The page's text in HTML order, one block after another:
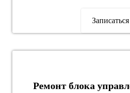
Записаться
Ремонт блока